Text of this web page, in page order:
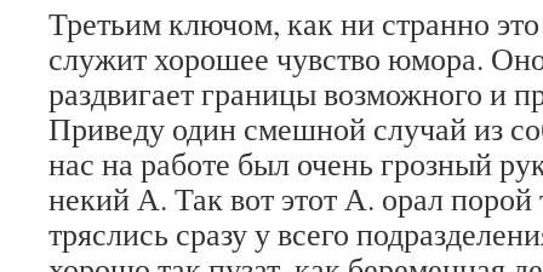
Третьим ключом, как ни странно
служит хорошее чувство юмора.
раздвигает границы возможного и
Приведу один смешной случай из
нас на работе был очень грозный
некий А. Так вот этот А. орал
тряслись сразу у всего